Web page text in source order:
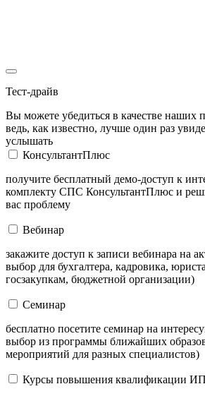
Тест-драйв
Вы можете убедиться в качестве наших
ведь, как известно, лучше один раз
услышать
КонсультантПлюс
получите бесплатный демо-доступ к
комплекту СПС КонсультантПлюс и
вас проблему
Вебинар
закажите доступ к записи вебинара на
выбор для бухгалтера, кадровика,
госзакупкам, бюджетной организации)
Семинар
бесплатно посетите семинар на
выбор из программы ближайших
мероприятий для разных специалистов)
Курсы повышения квалификации